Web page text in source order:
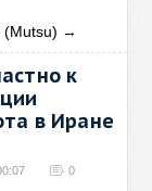
→
к
в Иране
0